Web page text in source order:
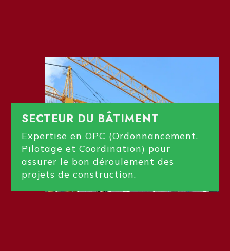
SECTEUR DU BÂTIMENT
Expertise en OPC (Ordonnancement,
Pilotage et Coordination) pour
assurer le bon déroulement des
projets de construction.